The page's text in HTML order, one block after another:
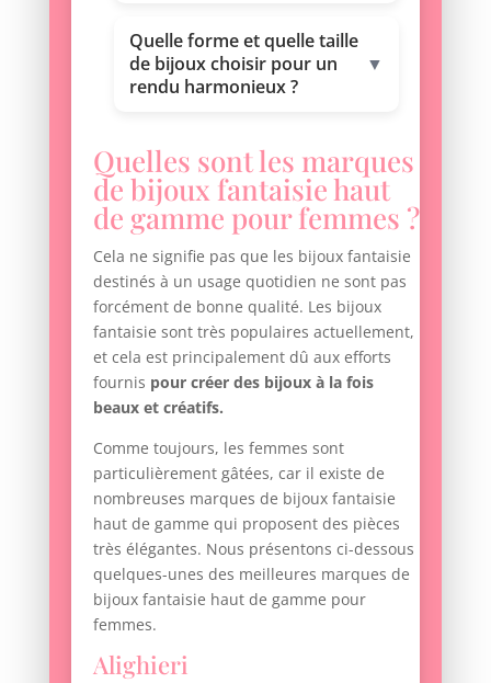
Quelle forme et quelle taille
de bijoux choisir pour un
rendu harmonieux ?
▼
Quelles sont les marques
de bijoux fantaisie haut
de gamme pour femmes ?
Cela ne signifie pas que les bijoux fantaisie
destinés à un usage quotidien ne sont pas
forcément de bonne qualité. Les bijoux
fantaisie sont très populaires actuellement,
et cela est principalement dû aux efforts
fournis pour créer des bijoux à la fois
beaux et créatifs.
Comme toujours, les femmes sont
particulièrement gâtées, car il existe de
nombreuses marques de bijoux fantaisie
haut de gamme qui proposent des pièces
très élégantes. Nous présentons ci-dessous
quelques-unes des meilleures marques de
bijoux fantaisie haut de gamme pour
femmes.
Alighieri